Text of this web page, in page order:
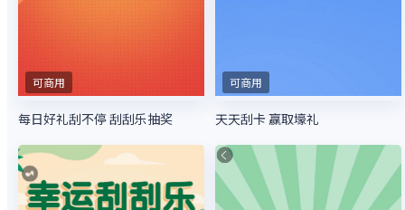
可商用
每日好礼刮不停 刮刮乐抽奖
可商用
天天刮卡 赢取壕礼